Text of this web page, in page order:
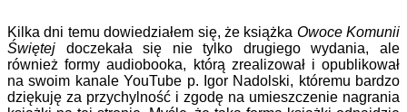
Kilka dni temu dowiedziałem się, że książka Owoce Komunii
Świętej doczekała się nie tylko drugiego wydania, ale
również formy audiobooka, którą zrealizował i opublikował
na swoim kanale YouTube p. Igor Nadolski, któremu bardzo
dziękuję za przychylność i zgodę na umieszczenie nagrania